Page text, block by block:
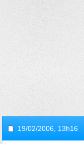
19/02/2006, 13h16